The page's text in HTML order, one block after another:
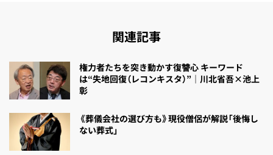
関連記事
権力者たちを突き動かす復讐心 キーワード
は“失地回復（レコンキスタ）”｜川北省吾×池上
彰
《葬儀会社の選び方も》現役僧侶が解説「後悔し
ない葬式」